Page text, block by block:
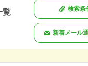
覧 検索条
新着メール